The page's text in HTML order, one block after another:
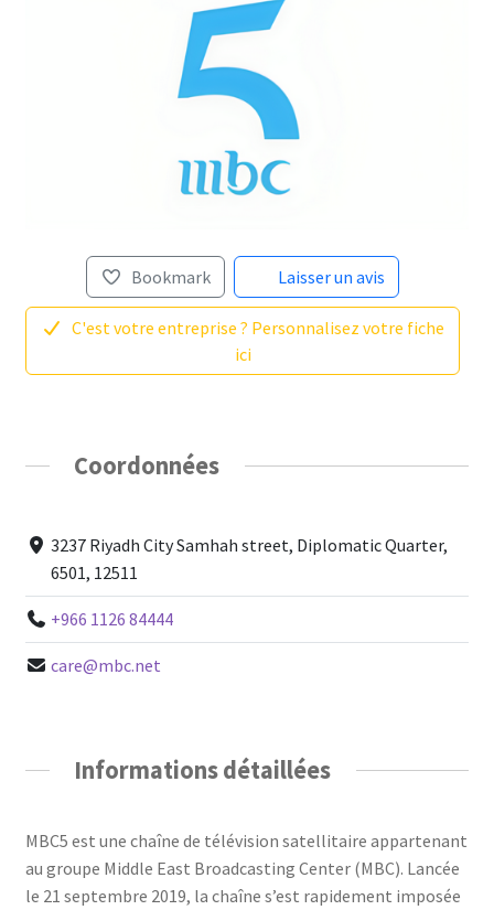
Bookmark Laisser un avis
C'est votre entreprise ? Personnalisez votre fiche
ici
Coordonnées
3237 Riyadh City Samhah street, Diplomatic Quarter,
6501, 12511
+966 1126 84444
care@mbc.net
Informations détaillées
MBC5 est une chaîne de télévision satellitaire appartenant
au groupe Middle East Broadcasting Center (MBC). Lancée
le 21 septembre 2019, la chaîne s’est rapidement imposée